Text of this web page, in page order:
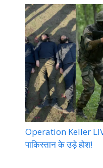
Operation Keller
पाकिस्तान के उड़े होश!